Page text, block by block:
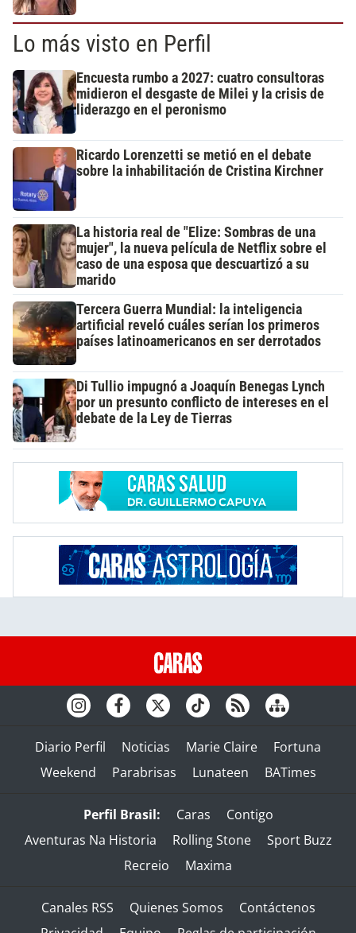
Lo más visto en Perfil
Encuesta rumbo a 2027: cuatro consultoras
midieron el desgaste de Milei y la crisis de
liderazgo en el peronismo
Ricardo Lorenzetti se metió en el debate
sobre la inhabilitación de Cristina Kirchner
La historia real de "Elize: Sombras de una
mujer", la nueva película de Netflix sobre el
caso de una esposa que descuartizó a su
marido
Tercera Guerra Mundial: la inteligencia
artificial reveló cuáles serían los primeros
países latinoamericanos en ser derrotados
Di Tullio impugnó a Joaquín Benegas Lynch
por un presunto conflicto de intereses en el
debate de la Ley de Tierras
Diario Perfil Noticias Marie Claire
Fortuna
Weekend
Parabrisas Lunateen BATimes
Perfil Brasil: Caras
Contigo
Aventuras Na Historia
Rolling Stone
Sport Buzz
Recreio
Maxima
Canales RSS Quienes Somos
Contáctenos